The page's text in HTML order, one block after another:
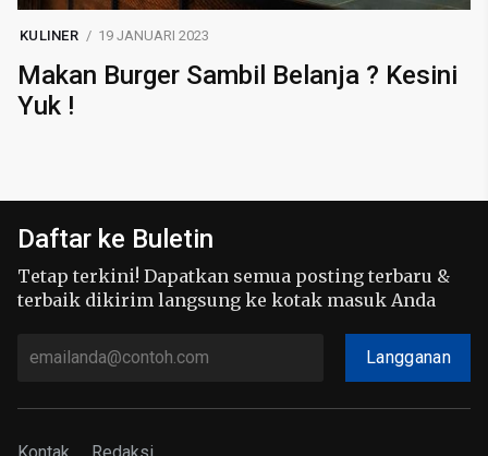
KULINER 19 JANUARI 2023
Makan Burger Sambil Belanja ? Kesini
Yuk !
Daftar ke Buletin
Tetap terkini! Dapatkan semua posting terbaru &
terbaik dikirim langsung ke kotak masuk Anda
Langganan